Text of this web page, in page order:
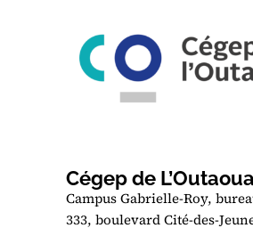
Cégep de
Campus Gabrielle-Roy,
333, boulevard Cité-des-